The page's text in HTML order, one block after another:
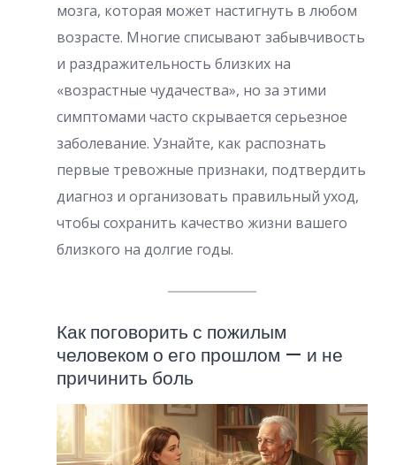
мозга, которая может настигнуть в любом
возрасте. Многие списывают забывчивость
и раздражительность близких на
«возрастные чудачества», но за этими
симптомами часто скрывается серьезное
заболевание. Узнайте, как распознать
первые тревожные признаки, подтвердить
диагноз и организовать правильный уход,
чтобы сохранить качество жизни вашего
близкого на долгие годы.
Как поговорить с пожилым
человеком о его прошлом — и не
причинить боль